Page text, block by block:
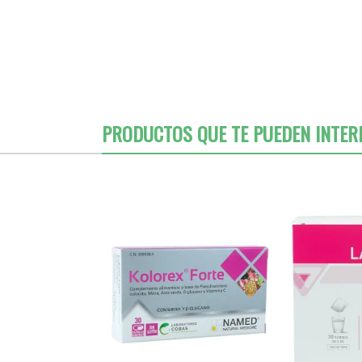
PRODUCTOS QUE TE PUEDEN